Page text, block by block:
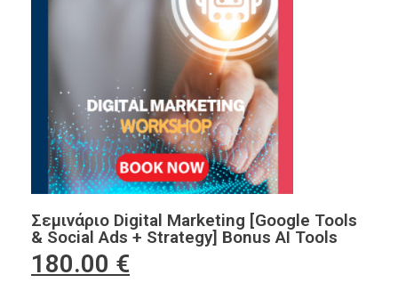
Σεμινάριο Digital Marketing [Google Tools
& Social Ads + Strategy] Bonus AI Tools
180.00 €